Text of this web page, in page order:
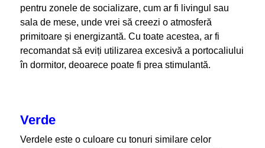
pentru zonele de socializare, cum ar fi livingul sau
sala de mese, unde vrei să creezi o atmosferă
primitoare și energizantă. Cu toate acestea, ar fi
recomandat să eviți utilizarea excesivă a portocaliului
în dormitor, deoarece poate fi prea stimulantă.
Verde
Verdele este o culoare cu tonuri similare celor